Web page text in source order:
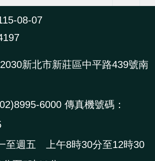
08-07
新北市新莊區中平路439號南
6000 傳真機號碼：
至週五 上午8時30分至12時30